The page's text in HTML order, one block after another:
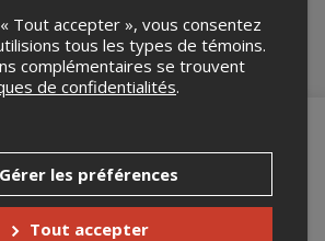
que vous n'êtes pas un
robot ci-bas.
Tout accepter », vous consentez
tous les types de témoins.
complémentaires se trouvent
de confidentialités.
Gérer les préférences
Tout accepter